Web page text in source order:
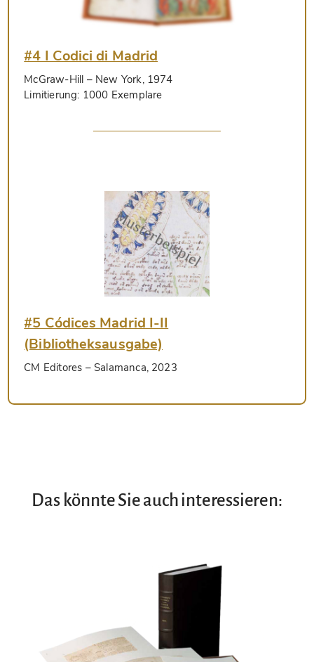
#4 I Codici di Madrid
McGraw-Hill – New York, 1974
Limitierung: 1000 Exemplare
#5 Códices Madrid I-II
(Bibliotheksausgabe)
CM Editores – Salamanca, 2023
Das könnte Sie auch interessieren: